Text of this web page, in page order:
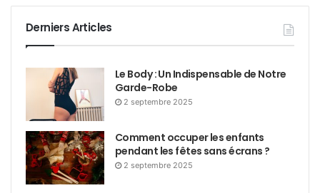
Derniers Articles
Le Body : Un Indispensable de Notre
Garde-Robe
2 septembre 2025
Comment occuper les enfants
pendant les fêtes sans écrans ?
2 septembre 2025